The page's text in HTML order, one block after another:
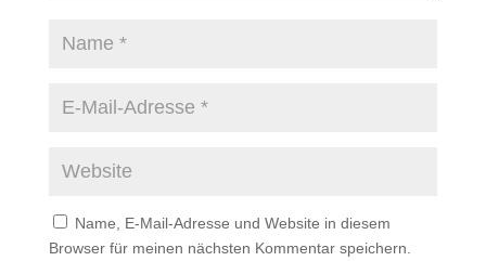
Name, E-Mail-Adresse und Website in diesem
Browser für meinen nächsten Kommentar speichern.